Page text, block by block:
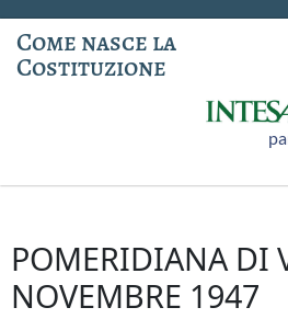
Come nasce la
Costituzione
POMERIDIANA DI
NOVEMBRE 1947